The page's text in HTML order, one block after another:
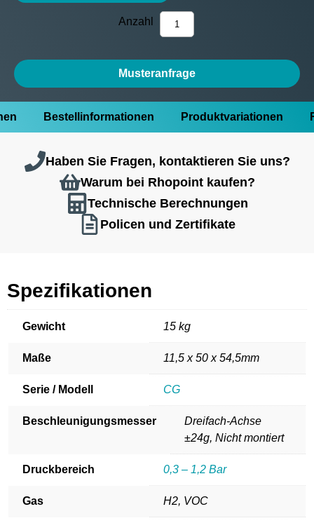
Anzahl
Musteranfrage
Bestellinformationen Produktvariationen
Haben Sie Fragen, kontaktieren Sie uns?
Warum bei Rhopoint kaufen?
Technische Berechnungen
Policen und Zertifikate
Spezifikationen
Gewicht 15 kg
Maße 11,5 x 50 x 54,5mm
Serie / Modell CG
Beschleunigungsmesser
Dreifach-Achse
±24g, Nicht montiert
Druckbereich 0,3 – 1,2 Bar
Gas H2, VOC